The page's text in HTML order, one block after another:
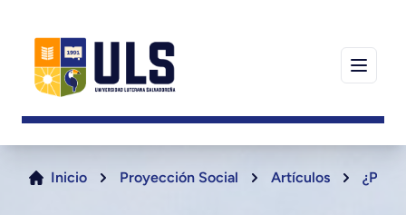
Inicio Proyección Social Artículos ¿Por